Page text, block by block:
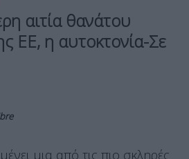
αιτία θανάτου
ΕΕ, η αυτοκτονία-Σε
μια από τις πιο σκληρές